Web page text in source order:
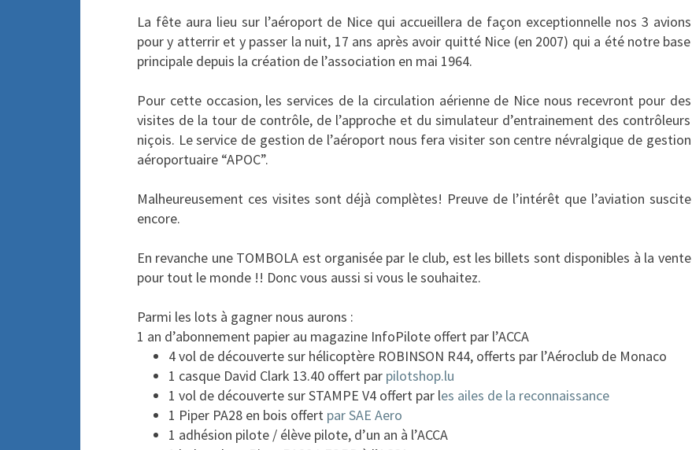
C
A
!
R
E
S
La fête aura lieu sur l’aéroport de Nice qui accueillera de façon exceptionnelle nos 3 avions
pour y atterrir et y passer la nuit, 17 ans après avoir quitté Nice (en 2007) qui a été notre base
principale depuis la création de l’association en mai 1964.
Pour cette occasion, les services de la circulation aérienne de Nice nous recevront pour des
visites de la tour de contrôle, de l’approche et du simulateur d’entrainement des contrôleurs
niçois. Le service de gestion de l’aéroport nous fera visiter son centre névralgique de gestion
aéroportuaire “APOC”.
Malheureusement ces visites sont déjà complètes! Preuve de l’intérêt que l’aviation suscite
encore.
En revanche une TOMBOLA est organisée par le club, est les billets sont disponibles à la vente
pour tout le monde !! Donc vous aussi si vous le souhaitez.
Parmi les lots à gagner nous aurons :
1 an d’abonnement papier au magazine InfoPilote offert par l’ACCA
4 vol de découverte sur hélicoptère ROBINSON R44, offerts par l’Aéroclub de Monaco
1 casque David Clark 13.40 offert par pilotshop.lu
1 vol de découverte sur STAMPE V4 offert par les ailes de la reconnaissance
1 Piper PA28 en bois offert par SAE Aero
1 adhésion pilote / élève pilote, d’un an à l’ACCA